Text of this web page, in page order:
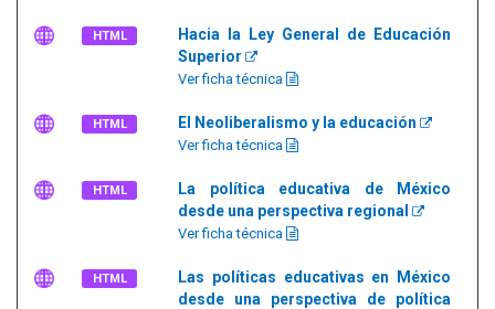
HTML
Hacia la Ley General de Educación
Superior
Ver ficha técnica
HTML El Neoliberalismo y la educación
Ver ficha técnica
HTML
La política educativa de México
desde una perspectiva regional
Ver ficha técnica
HTML
Las políticas educativas en México
desde una perspectiva de política